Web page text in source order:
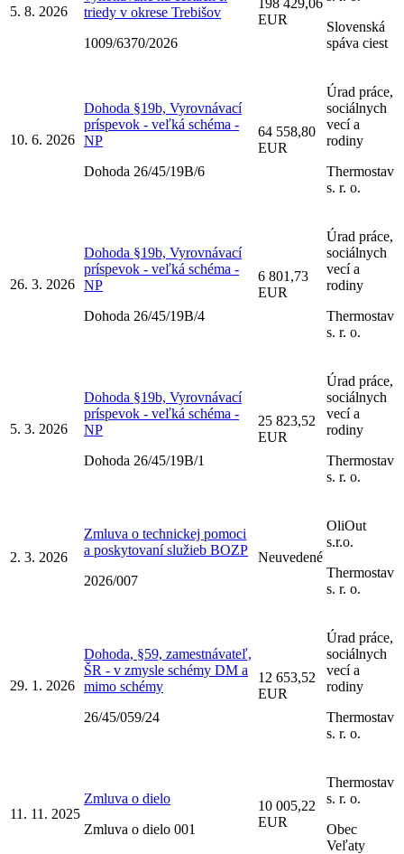
5. 8. 2026
triedy v okrese Trebišov
1009/6370/2026
EUR
Slovenská
spáva ciest
10. 6. 2026
Dohoda §19b, Vyrovnávací
príspevok - veľká schéma -
NP
Dohoda 26/45/19B/6
64 558,80
EUR
Úrad práce,
sociálnych
vecí a
rodiny
Thermostav
s. r. o.
26. 3. 2026
Dohoda §19b, Vyrovnávací
príspevok - veľká schéma -
NP
Dohoda 26/45/19B/4
6 801,73
EUR
Úrad práce,
sociálnych
vecí a
rodiny
Thermostav
s. r. o.
5. 3. 2026
Dohoda §19b, Vyrovnávací
príspevok - veľká schéma -
NP
Dohoda 26/45/19B/1
25 823,52
EUR
Úrad práce,
sociálnych
vecí a
rodiny
Thermostav
s. r. o.
2. 3. 2026
Zmluva o technickej pomoci
a poskytovaní služieb BOZP
2026/007
Neuvedené
OliOut
s.r.o.
Thermostav
s. r. o.
29. 1. 2026
Dohoda, §59, zamestnávateľ,
ŠR - v zmysle schémy DM a
mimo schémy
26/45/059/24
12 653,52
EUR
Úrad práce,
sociálnych
vecí a
rodiny
Thermostav
s. r. o.
11. 11. 2025
Zmluva o dielo
Zmluva o dielo 001
10 005,22
EUR
Thermostav
s. r. o.
Obec
Veľaty